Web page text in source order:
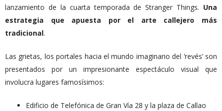
lanzamiento de la cuarta temporada de Stranger Things. Una
estrategia que apuesta por el arte callejero más
tradicional.
Las grietas, los portales hacia el mundo imaginario del ‘revés’ son
presentados por un impresionante espectáculo visual que
involucra lugares famosísimos:
Edificio de Telefónica de Gran Vía 28 y la plaza de Callao